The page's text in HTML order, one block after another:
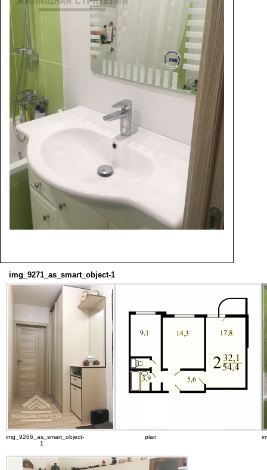
img_9271_as_smart_object-1
img_9266_as_smart_object-
1
plan